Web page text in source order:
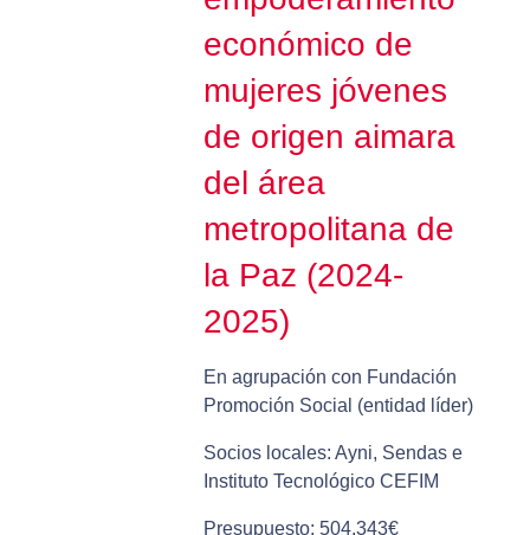
económico de
mujeres jóvenes
de origen aimara
del área
metropolitana de
la Paz (2024-
2025)
En agrupación con Fundación
Promoción Social (entidad líder)
Socios locales: Ayni, Sendas e
Instituto Tecnológico CEFIM
Presupuesto: 504.343€